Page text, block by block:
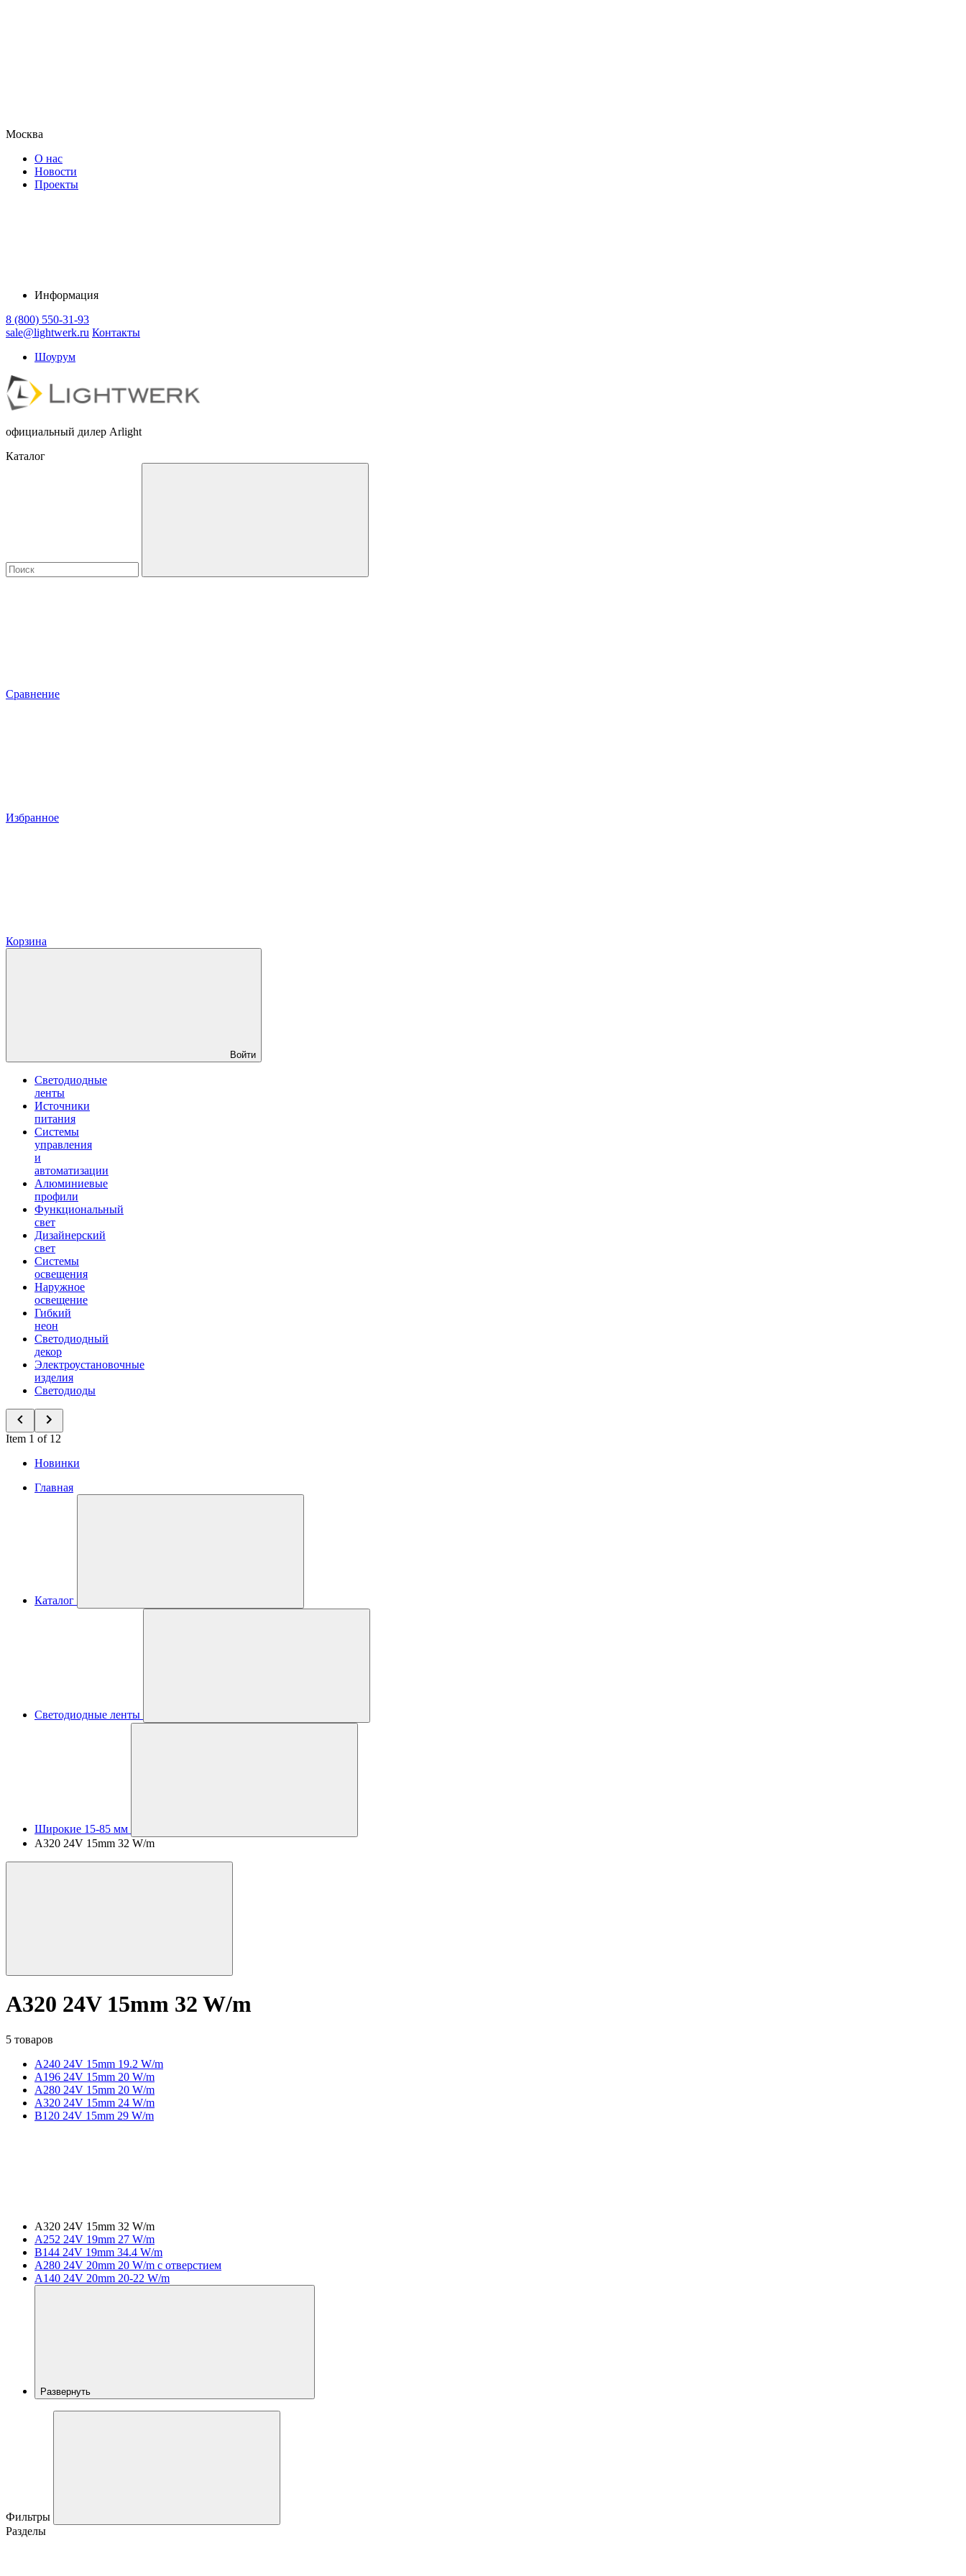
Москва
О нас
Новости
Проекты
Информация
8 (800) 550-31-93
sale@lightwerk.ru Контакты
Шоурум
официальный дилер Arlight
Каталог
Сравнение
Избранное
Корзина
Войти
Светодиодные
ленты
Источники
питания
Системы
управления
и
автоматизации
Алюминиевые
профили
Функциональный
свет
Дизайнерский
свет
Системы
освещения
Наружное
освещение
Гибкий
неон
Светодиодный
декор
Электроустановочные
изделия
Светодиоды
Item 1 of 12
Новинки
Главная
Каталог
Светодиодные ленты
Широкие 15-85 мм
A320 24V 15mm 32 W/m
A320 24V 15mm 32 W/m
5 товаров
A240 24V 15mm 19.2 W/m
A196 24V 15mm 20 W/m
A280 24V 15mm 20 W/m
A320 24V 15mm 24 W/m
B120 24V 15mm 29 W/m
A320 24V 15mm 32 W/m
A252 24V 19mm 27 W/m
B144 24V 19mm 34.4 W/m
A280 24V 20mm 20 W/m с отверстием
A140 24V 20mm 20-22 W/m
Развернуть
Фильтры
Разделы